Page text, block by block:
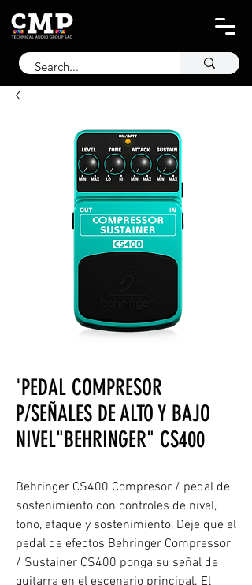
'PEDAL COMPRESOR
P/SEÑALES DE ALTO Y BAJO
NIVEL"BEHRINGER" CS400
Behringer CS400 Compresor / pedal de
sostenimiento con controles de nivel,
tono, ataque y sostenimiento, Deje que el
pedal de efectos Behringer Compressor
/ Sustainer CS400 ponga su señal de
guitarra en el escenario principal. El